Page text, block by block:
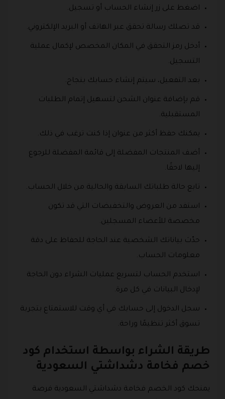
اضغط على زر إنشاء الحساب أو تسجيل.
قد تصلك رسالة تحقق عبر الهاتف أو البريد الإلكتروني.
أدخل رمز التحقق في المكان المخصص لإكمال عملية
التسجيل.
بعد التفعيل، سيتم إنشاء حسابك بنجاح.
قم بإضافة عنوان الشحن لتسهيل إتمام الطلبات
المستقبلية.
يمكنك حفظ أكثر من عنوان إذا كنت ترغب في ذلك.
أضف المنتجات المفضلة إلى قائمة المفضلة للرجوع
إليها لاحقًا.
تابع حالة طلباتك السابقة والحالية من خلال الحساب.
استفد من العروض والتخفيضات التي قد تكون
مخصصة للأعضاء المسجلين.
حدّث بياناتك الشخصية عند الحاجة للحفاظ على دقة
معلومات الحساب.
استخدم الحساب لتسريع عمليات الشراء دون الحاجة
لإدخال البيانات في كل مرة.
سجل الدخول إلى حسابك في أي وقت للاستمتاع بتجربة
تسوق أكثر تنظيمًا وراحة.
طريقة الشراء بواسطة استخدام كود
خصم فخامة دشداشتي السعودية
يمنحك كود الخصم فخامة دشداشتي السعودية فرصة